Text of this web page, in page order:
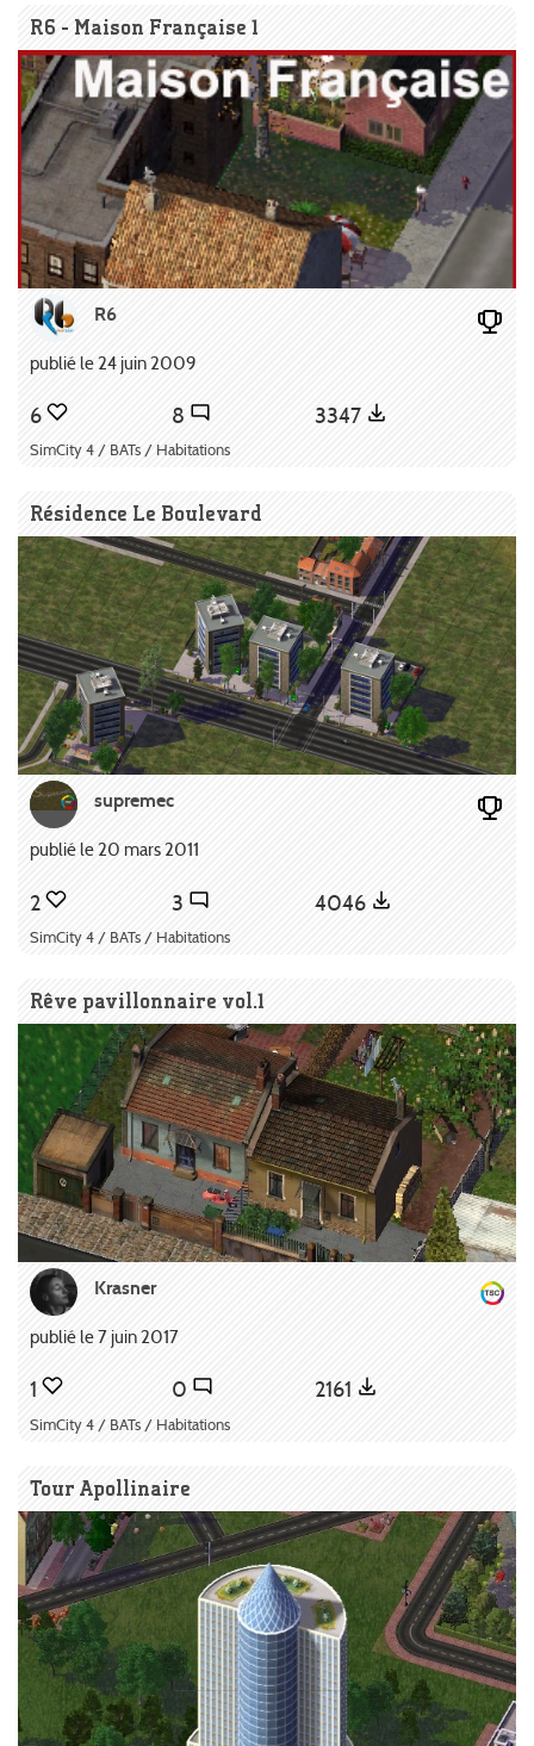
R6 - Maison Française 1
R6
publié le 24 juin 2009
6 8 3347
SimCity 4 / BATs / Habitations
Résidence Le Boulevard
supremec
publié le 20 mars 2011
2 3 4046
SimCity 4 / BATs / Habitations
Rêve pavillonnaire vol.1
Krasner
publié le 7 juin 2017
1 0 2161
SimCity 4 / BATs / Habitations
Tour Apollinaire